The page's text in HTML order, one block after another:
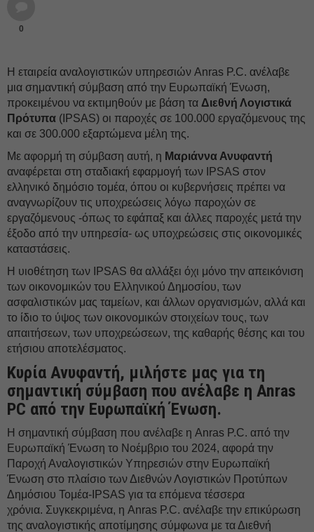
0
Η εταιρεία αναλογιστικών υπηρεσιών Anras P.C. ανέλαβε
μια σημαντική σύμβαση από την Ευρωπαϊκή Ένωση,
προκειμένου να εκτιμηθούν με βάση τα Διεθνή Λογιστικά
Πρότυπα (IPSAS) οι παροχές σε 100.000 εργαζόμενους της
και σε 300.000 εξαρτώμενα μέλη της.
Με αφορμή τη σύμβαση αυτή, η Μαριάννα Ανυφαντή
αναφέρεται στη σταδιακή εφαρμογή των IPSAS στον
ελληνικό δημόσιο τομέα, όπου οι κυβερνήσεις πρέπει να
αναγνωρίζουν τις υποχρεώσεις λόγω παροχών σε
εργαζόμενους -όπως το εφάπαξ και άλλες παροχές μετά την
έξοδο από την υπηρεσία- ως υποχρεώσεις στις οικονομικές
καταστάσεις.
Η υιοθέτηση των IPSAS θα αλλάξει όχι μόνο την απεικόνιση
των οικονομικών του Ελληνικού Δημοσίου, των
ασφαλιστικών μας ταμείων, και άλλων οργανισμών, αλλά και
το ίδιο το ύψος των οικονομικών στοιχείων τους, των
απαιτήσεων, των υποχρεώσεων, της καθαρής θέσης και του
ετήσιου αποτελέσματος.
Κυρία Ανυφαντή, μιλήστε μας για τη
σημαντική σύμβαση που ανέλαβε η Anras
PC από την Ευρωπαϊκή Ένωση.
H σημαντική σύμβαση που ανέλαβε η Anras P.C. από την
Ευρωπαϊκή Ένωση το Νοέμβριο του 2024, αφορά την
Παροχή Αναλογιστικών Υπηρεσιών στην Ευρωπαϊκή
Ένωση στο πλαίσιο των Διεθνών Λογιστικών Προτύπων
Δημόσιου Τομέα-IPSAS για τα επόμενα τέσσερα
χρόνια. Συγκεκριμένα, η Anras P.C. ανέλαβε την επικύρωση
της αναλογιστικής αποτίμησης σύμφωνα με τα Διεθνή